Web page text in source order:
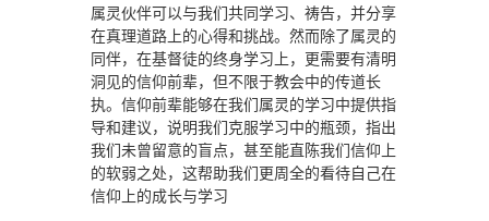
属灵伙伴可以与我们共同学习、祷告，并分享
在真理道路上的心得和挑战。然而除了属灵的
同伴，在基督徒的终身学习上，更需要有清明
洞见的信仰前辈，但不限于教会中的传道长
执。信仰前辈能够在我们属灵的学习中提供指
导和建议，说明我们克服学习中的瓶颈，指出
我们未曾留意的盲点，甚至能直陈我们信仰上
的软弱之处，这帮助我们更周全的看待自己在
信仰上的成长与学习